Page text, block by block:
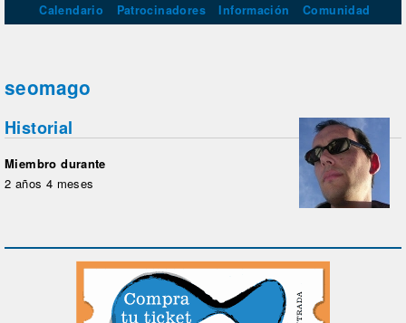
Calendario Patrocinadores Información Comunidad
seomago
Historial
Miembro durante
2 años 4 meses